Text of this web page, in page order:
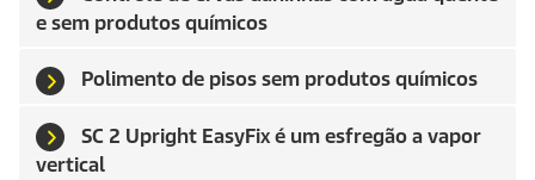
e sem produtos químicos
Polimento de pisos sem produtos químicos
SC 2 Upright EasyFixé um esfregão a vapor
vertical